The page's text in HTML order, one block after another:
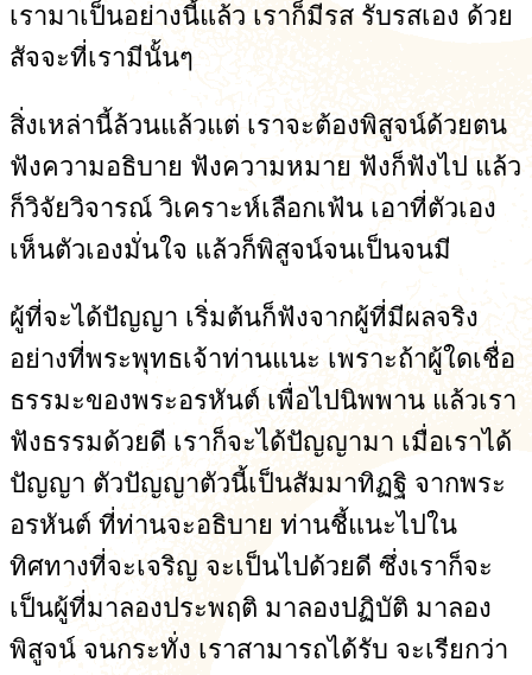
เรามาเป็นอย่างนี้แล้ว เราก็มีรส รับรสเอง ด้วย
สัจจะที่เรามีนั้นๆ
สิ่งเหล่านี้ล้วนแล้วแต่ เราจะต้องพิสูจน์ด้วยตน
ฟังความอธิบาย ฟังความหมาย ฟังก็ฟังไป แล้ว
ก็วิจัยวิจารณ์ วิเคราะห์เลือกเฟ้น เอาที่ตัวเอง
เห็นตัวเองมั่นใจ แล้วก็พิสูจน์จนเป็นจนมี
ผู้ที่จะได้ปัญญา เริ่มต้นก็ฟังจากผู้ที่มีผลจริง
อย่างที่พระพุทธเจ้าท่านแนะ เพราะถ้าผู้ใดเชื่อ
ธรรมะของพระอรหันต์ เพื่อไปนิพพาน แล้วเรา
ฟังธรรมด้วยดี เราก็จะได้ปัญญามา เมื่อเราได้
ปัญญา ตัวปัญญาตัวนี้เป็นสัมมาทิฏฐิ จากพระ
อรหันต์ ที่ท่านจะอธิบาย ท่านชี้แนะไปใน
ทิศทางที่จะเจริญ จะเป็นไปด้วยดี ซึ่งเราก็จะ
เป็นผู้ที่มาลองประพฤติ มาลองปฏิบัติ มาลอง
พิสูจน์ จนกระทั่ง เราสามารถได้รับ จะเรียกว่า